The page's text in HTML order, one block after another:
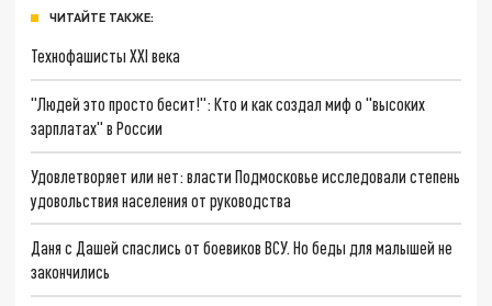
ЧИТАЙТЕ ТАКЖЕ:
Технофашисты XXI века
"Людей это просто бесит!": Кто и как создал миф о "высоких
зарплатах" в России
Удовлетворяет или нет: власти Подмосковье исследовали степень
удовольствия населения от руководства
Даня с Дашей спаслись от боевиков ВСУ. Но беды для малышей не
закончились